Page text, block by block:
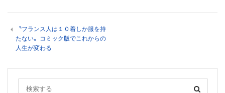
〝フランス人は１０着しか服を持
たない〟コミック版でこれからの
人生が変わる